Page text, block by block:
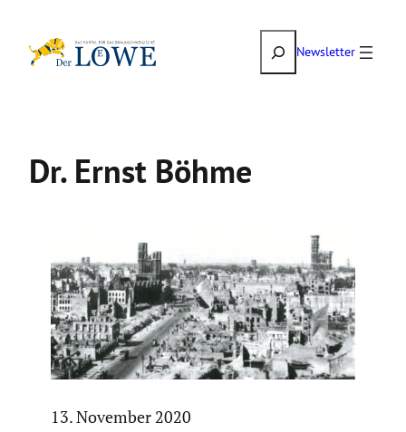
Inhalt
SuchenNewsletter
Dr. Ernst Böhme
13. November 2020